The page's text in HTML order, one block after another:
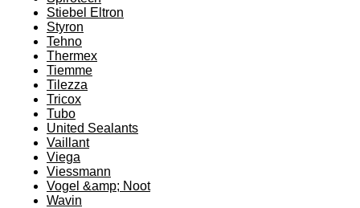
Stiebel Eltron
Styron
Tehno
Thermex
Tiemme
Tilezza
Tricox
Tubo
United Sealants
Vaillant
Viega
Viessmann
Vogel &amp; Noot
Wavin